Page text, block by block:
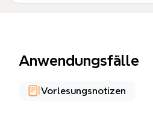
Anwendungsfälle
Vorlesungsnotizen